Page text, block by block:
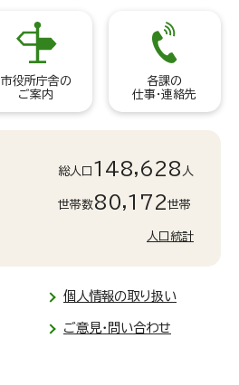
市役所庁舎の
ご案内
各課の
仕事・連絡先
総人口 148,628 人
世帯数80,172世帯
人口統計
個人情報の取り扱い
ご意見・問い合わせ